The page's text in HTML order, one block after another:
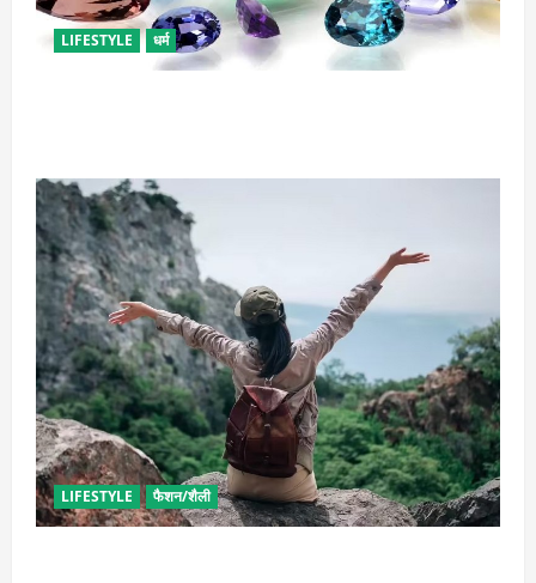
LIFESTYLE धर्म
LIFESTYLE फैशन/शैली